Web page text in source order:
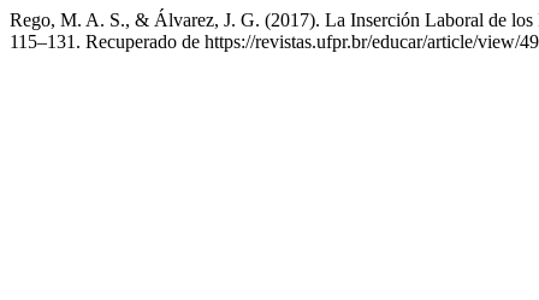
Rego, M. A. S., & Álvarez, J. G. (2017). La Inserción Laboral de
115–131. Recuperado de https://revistas.ufpr.br/educar/article/view/